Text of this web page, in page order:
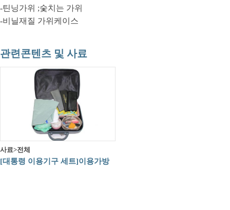
-틴닝가위 ;숯치는 가위
-비닐재질 가위케이스
관련콘텐츠 및 사료
사료>전체
[대통령 이용기구 세트]이용가방